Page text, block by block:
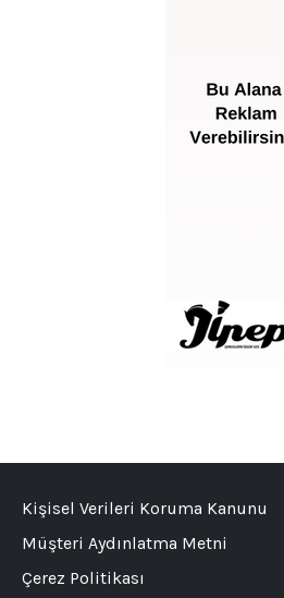
Kişisel Verileri Koruma Kanunu
Müşteri Aydınlatma Metni
Çerez Politikası